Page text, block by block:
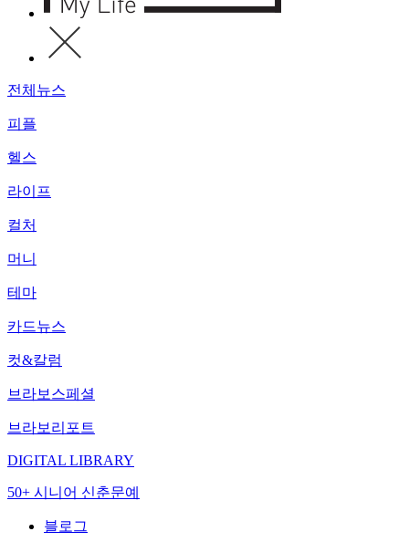
전체뉴스
피플
헬스
라이프
컬처
머니
테마
카드뉴스
컷&칼럼
브라보스페셜
브라보리포트
DIGITAL LIBRARY
50+ 시니어 신춘문예
블로그